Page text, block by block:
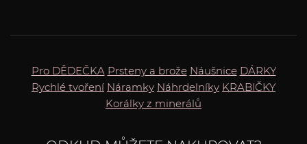
Pro DĚDEČKA Prsteny a brože Náušnice DÁRKY
Rychlé tvoření Náramky Náhrdelníky KRABIČKY
Korálky z minerálů